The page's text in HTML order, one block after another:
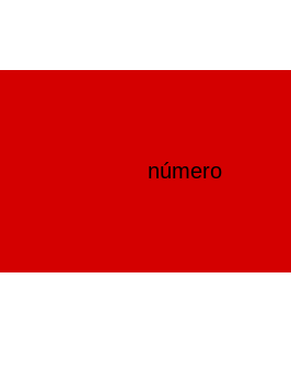
número